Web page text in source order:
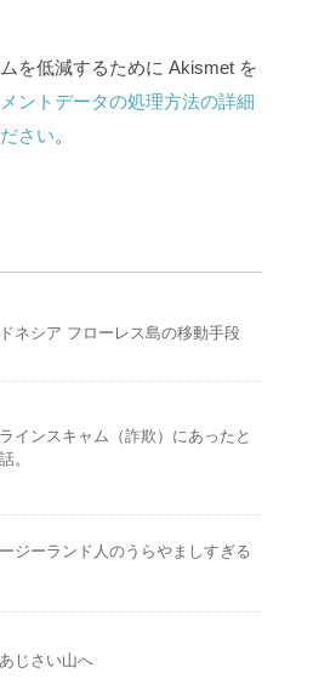
を低減するために Akismet を
ントデータの処理方法の詳細
さい。
ネシア フローレス島の移動手段
インスキャム（詐欺）にあったと
。
ジーランド人のうらやましすぎる
じさい山へ